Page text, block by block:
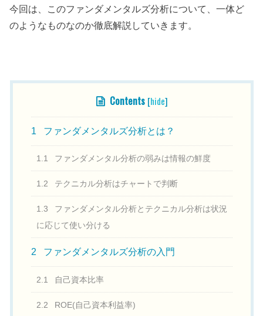
今回は、このファンダメンタルズ分析について、一体ど
のようなものなのか徹底解説していきます。
Contents [hide]
1 ファンダメンタルズ分析とは？
1.1 ファンダメンタル分析の弱みは情報の鮮度
1.2 テクニカル分析はチャートで判断
1.3
ファンダメンタル分析とテクニカル分析は状況
に応じて使い分ける
2 ファンダメンタルズ分析の入門
2.1 自己資本比率
2.2 ROE(自己資本利益率)